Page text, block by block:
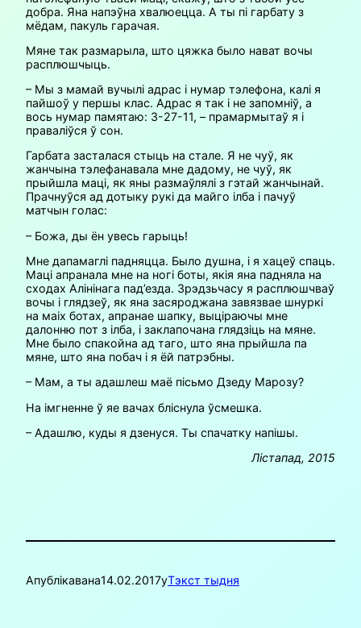
добра. Яна напэўна хвалюецца. А ты пі гарбату з
мёдам, пакуль гарачая.
Мяне так размарыла, што цяжка было нават вочы
расплюшчыць.
– Мы з мамай вучылі адрас і нумар тэлефона, калі я
пайшоў у першы клас. Адрас я так і не запомніў, а
вось нумар памятаю: 3-27-11, – прамармытаў я і
праваліўся ў сон.
Гарбата засталася стыць на стале. Я не чуў, як
жанчына тэлефанавала мне дадому, не чуў, як
прыйшла маці, як яны размаўлялі з гэтай жанчынай.
Прачнуўся ад дотыку рукі да майго ілба і пачуў
матчын голас:
– Божа, ды ён увесь гарыць!
Мне дапамаглі падняцца. Было душна, і я хацеў спаць.
Маці апранала мне на ногі боты, якія яна падняла на
сходах Алінінага пад’езда. Зрэдзьчасу я расплюшчваў
вочы і глядзеў, як яна засяроджана завязвае шнуркі
на маіх ботах, апранае шапку, выціраючы мне
далонню пот з ілба, і заклапочана глядзіць на мяне.
Мне было спакойна ад таго, што яна прыйшла па
мяне, што яна побач і я ёй патрэбны.
– Мам, а ты адашлеш маё пісьмо Дзеду Марозу?
На імгненне ў яе вачах бліснула ўсмешка.
– Адашлю, куды я дзенуся. Ты спачатку напішы.
Лістапад, 2015
Апублікавана14.02.2017уТэкст тыдня